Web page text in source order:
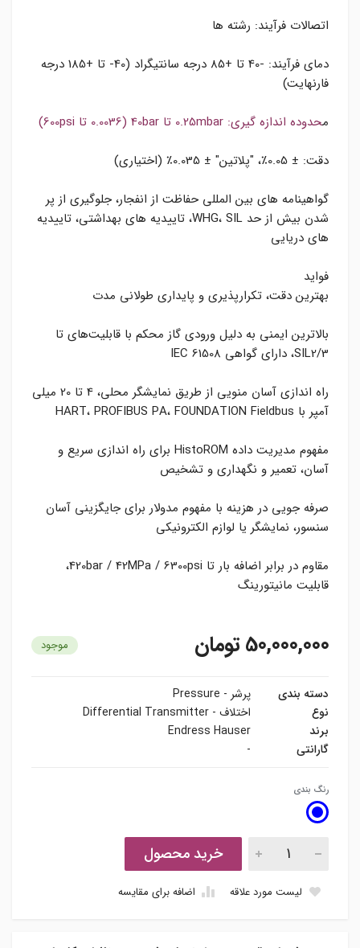
اتصالات فرآیند: رشته ها
دمای فرآیند: -40 تا +85 درجه سانتیگراد (40- تا +185 درجه
فارنهایت)
محدوده اندازه گیری: 0.25mbar تا 40bar (0.0036 تا 600psi)
دقت: ± 0.05٪، "پلاتین" ± 0.035٪ (اختیاری)
گواهینامه های بین المللی حفاظت از انفجار، جلوگیری از پر
شدن بیش از حد WHG، SIL، تاییدیه های بهداشتی، تاییدیه
های دریایی
فواید
بهترین دقت، تکرارپذیری و پایداری طولانی مدت
بالاترین ایمنی به دلیل ورودی گاز محکم با قابلیت‌های تا
SIL2/3، دارای گواهی IEC 61508
راه اندازی آسان منویی از طریق نمایشگر محلی، 4 تا 20 میلی
آمپر با HART، PROFIBUS PA، FOUNDATION Fieldbus
مفهوم مدیریت داده HistoROM برای راه اندازی سریع و
آسان، تعمیر و نگهداری و تشخیص
صرفه جویی در هزینه با مفهوم مدولار برای جایگزینی آسان
سنسور، نمایشگر یا لوازم الکترونیکی
مقاوم در برابر اضافه بار تا 420bar / 42MPa / 6300psi،
قابلیت مانیتورینگ
50,000,000 تومان موجود
دسته بندی
پرشر - Pressure
نوع
اختلاف - Differential Transmitter
برند
Endress Hauser
گارانتی
-
رنگ بندی
خرید محصول
لیست مورد علاقه اضافه برای مقایسه